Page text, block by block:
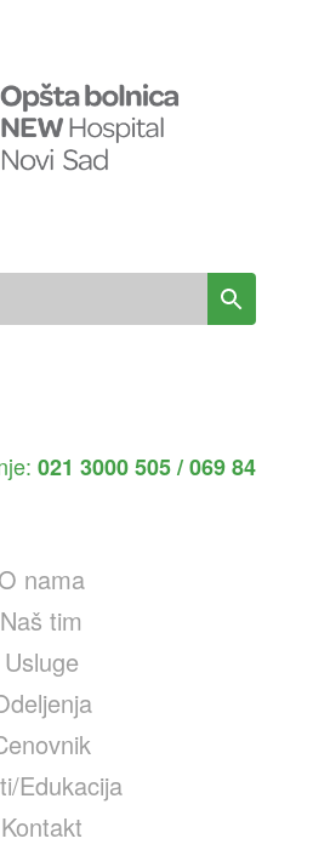
021 3000 505 / 069 84
O nama
Naš tim
Usluge
Edukacija
Kontakt